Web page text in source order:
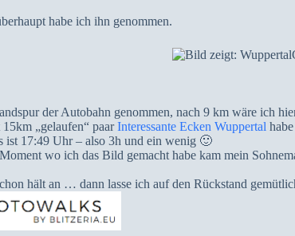
habe ich ihn genommen.
der Autobahn genommen, nach 9 km wäre ich
„gelaufen“ paarInteressante Ecken Wuppertal
ist 17:49 Uhr – also 3h und ein wenig 🙂
wo ich das Bild gemacht habe kam mein
hält an … dann lasse ich auf den Rückstand